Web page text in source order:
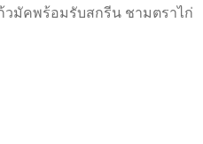
วมัคพร้อมรับสกรีน ชามตราไก่